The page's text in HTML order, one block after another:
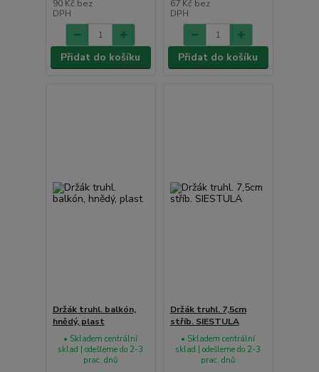
90 Kč bez
DPH
Přidat do košíku
67 Kč bez
DPH
Přidat do košíku
Držák truhl. balkón,
hnědý, plast
• Skladem centrální
sklad | odešleme do 2-3
prac. dnů
Držák truhl. 7,5cm
stříb. SIESTULA
• Skladem centrální
sklad | odešleme do 2-3
prac. dnů